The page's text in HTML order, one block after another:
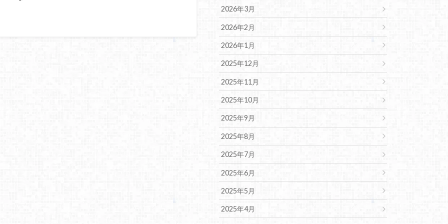
2026年3月
2026年2月
2026年1月
2025年12月
2025年11月
2025年10月
2025年9月
2025年8月
2025年7月
2025年6月
2025年5月
2025年4月